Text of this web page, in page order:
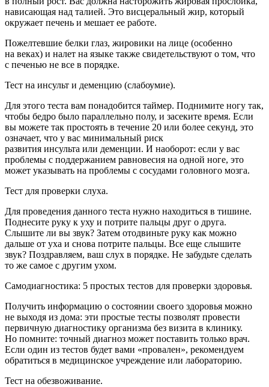
нависающая над талией. Это висцеральный жир, который
окружает печень и мешает ее работе.
Пожелтевшие белки глаз, жировики на лице (особенно
на веках) и налет на языке также свидетельствуют о том, что
с печенью не все в порядке.
Тест на инсульт и деменцию (слабоумие).
Для этого теста вам понадобится таймер. Поднимите ногу так,
чтобы бедро было параллельно полу, и засеките время. Если
вы можете так простоять в течение 20 или более секунд, это
означает, что у вас минимальный риск
развития инсульта или деменции. И наоборот: если у вас
проблемы с поддержанием равновесия на одной ноге, это
может указывать на проблемы с сосудами головного мозга.
Тест для проверки слуха.
Для проведения данного теста нужно находиться в тишине.
Поднесите руку к уху и потрите пальцы друг о друга.
Слышите ли вы звук? Затем отодвиньте руку как можно
дальше от уха и снова потрите пальцы. Все еще слышите
звук? Поздравляем, ваш слух в порядке. Не забудьте сделать
то же самое с другим ухом.
Самодиагностика: 5 простых тестов для проверки здоровья.
Получить информацию о состоянии своего здоровья можно
не выходя из дома: эти простые тесты позволят провести
первичную диагностику организма без визита в клинику.
Но помните: точный диагноз может поставить только врач.
Если один из тестов будет вами «провален», рекомендуем
обратиться в медицинское учреждение или лабораторию.
Тест на обезвоживание.